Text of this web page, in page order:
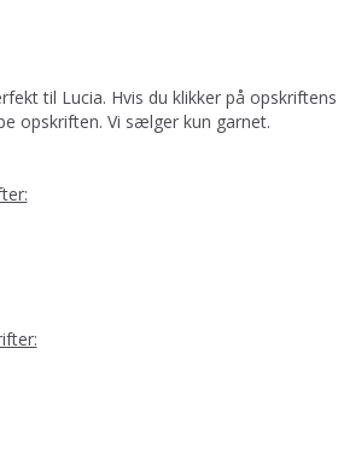
til Lucia. Hvis du klikker på
opskriften. Vi sælger kun garnet.